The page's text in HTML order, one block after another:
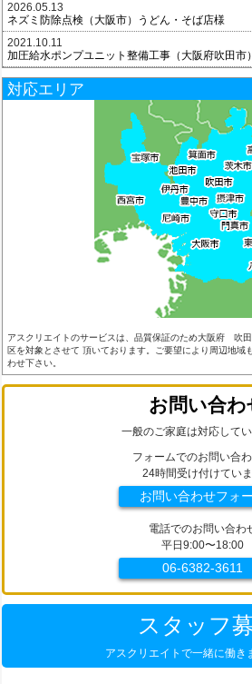
2026.05.13
ネズミ防除点検（大阪市）うどん・そば店様
2021.10.11
加圧給水ポンプユニット整備工事（大阪府吹田市）
対応エリア
アスクリエイトのサービスは、品質保証のため大阪府 吹
区を対象とさせて 頂いております。ご要望により周辺地域
わせ下さい。
お問い合わ
一般のご家庭は対応して
フォームでのお問い合
24時間受け付けてい
お問い合わせフォ
電話でのお問い合わ
平日9:00〜18:00
06-6382-3611
スタッフ
アスクリエイトで一緒に働き